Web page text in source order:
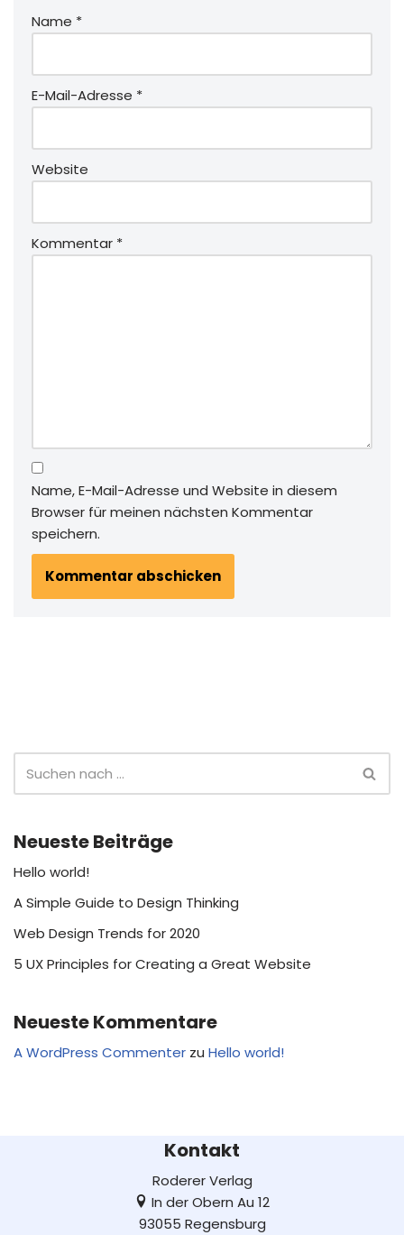
Name *
E-Mail-Adresse *
Website
Kommentar *
Name, E-Mail-Adresse und Website in diesem
Browser für meinen nächsten Kommentar
speichern.
Neueste Beiträge
Hello world!
A Simple Guide to Design Thinking
Web Design Trends for 2020
5 UX Principles for Creating a Great Website
Neueste Kommentare
A WordPress Commenter zu Hello world!
Kontakt
Roderer Verlag
In der Obern Au 12
93055 Regensburg